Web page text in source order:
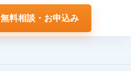
無料相談・お申込み